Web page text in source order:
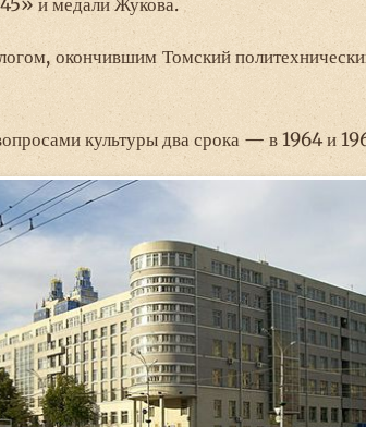
окончившим Томский
культуры два срока — в 1964 и